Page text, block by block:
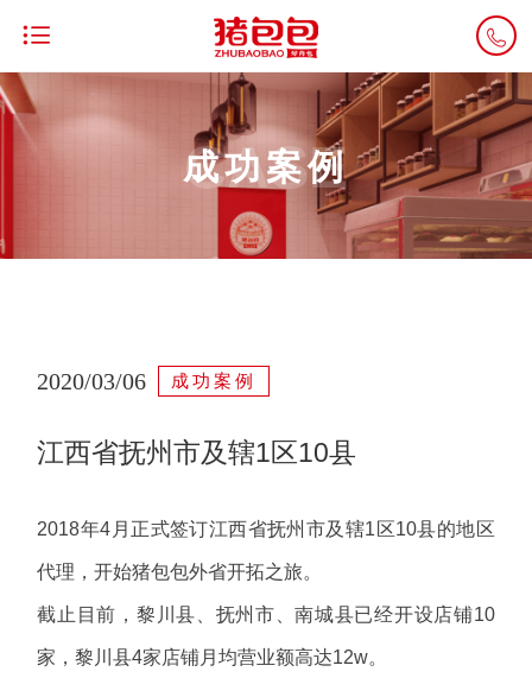
 
CASE
成功案例
2020/03/06 成功案例
江西省抚州市及辖1区10县
2018年4月正式签订江西省抚州市及辖1区10县的地区
代理，开始猪包包外省开拓之旅。
截止目前，黎川县、抚州市、南城县已经开设店铺10
家，黎川县4家店铺月均营业额高达12w。